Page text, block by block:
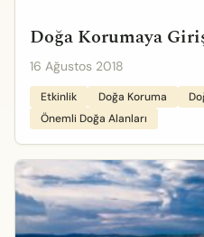
Doğa Korumaya
16 Ağustos 2018
Etkinlik Doğa Koruma
Önemli Doğa Alanları